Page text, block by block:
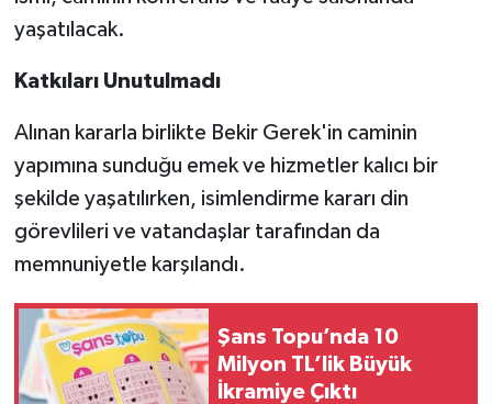
yaşatılacak.
Katkıları Unutulmadı
Alınan kararla birlikte Bekir Gerek'in caminin
yapımına sunduğu emek ve hizmetler kalıcı bir
şekilde yaşatılırken, isimlendirme kararı din
görevlileri ve vatandaşlar tarafından da
memnuniyetle karşılandı.
Şans Topu’nda 10
Milyon TL’lik Büyük
İkramiye Çıktı